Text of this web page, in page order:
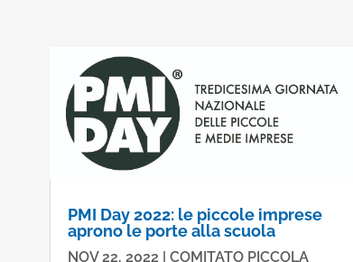
PMI Day 2022: le piccole imprese
aprono le porte alla scuola
NOV 22, 2022 | COMITATO PICCOLA